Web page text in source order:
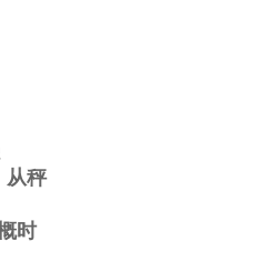
从秤
时